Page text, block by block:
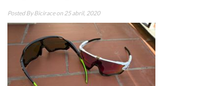
Posted ByBiciraceon 25 abril, 2020